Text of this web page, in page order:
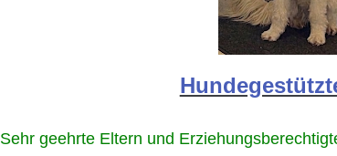
Sehr geehrte Eltern und